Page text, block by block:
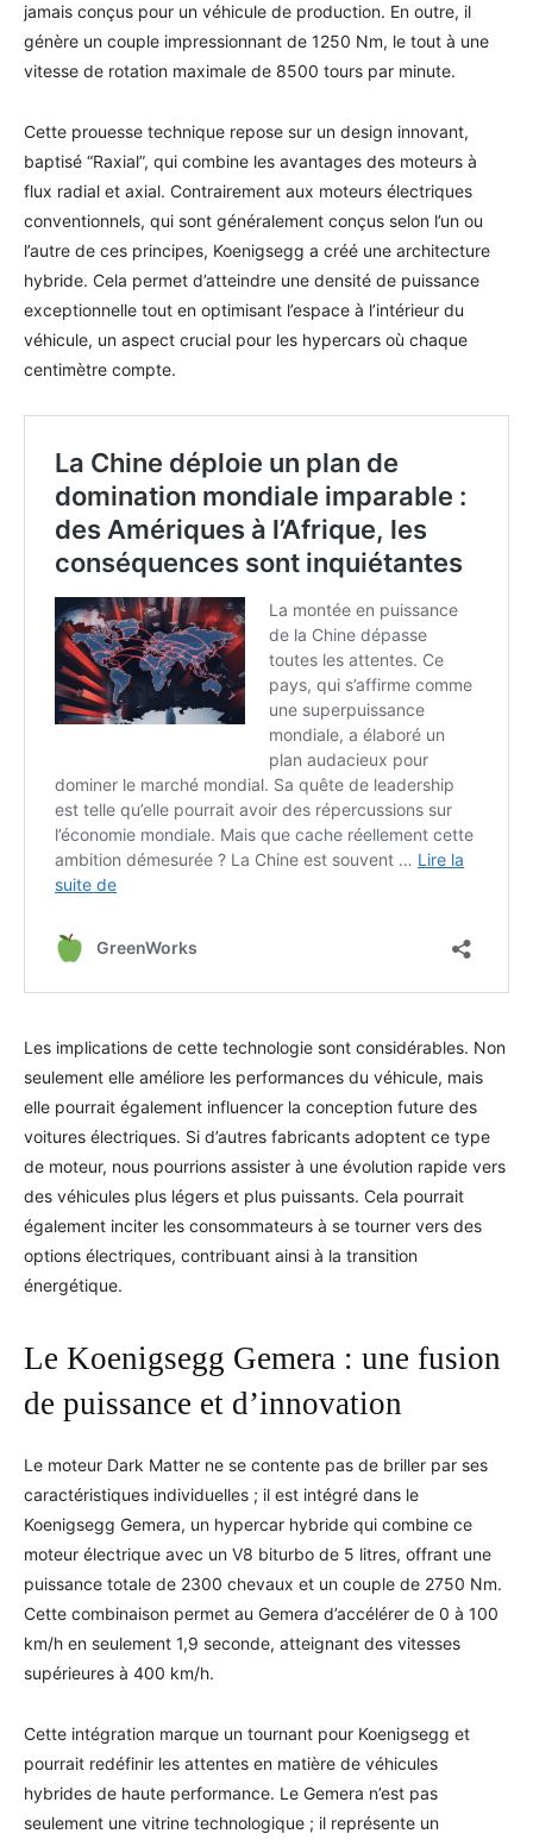
jamais conçus pour un véhicule de production. En outre, il
génère un couple impressionnant de 1250 Nm, le tout à une
vitesse de rotation maximale de 8500 tours par minute.
Cette prouesse technique repose sur un design innovant,
baptisé “Raxial”, qui combine les avantages des moteurs à
flux radial et axial. Contrairement aux moteurs électriques
conventionnels, qui sont généralement conçus selon l’un ou
l’autre de ces principes, Koenigsegg a créé une architecture
hybride. Cela permet d’atteindre une densité de puissance
exceptionnelle tout en optimisant l’espace à l’intérieur du
véhicule, un aspect crucial pour les hypercars où chaque
centimètre compte.
Les implications de cette technologie sont considérables. Non
seulement elle améliore les performances du véhicule, mais
elle pourrait également influencer la conception future des
voitures électriques. Si d’autres fabricants adoptent ce type
de moteur, nous pourrions assister à une évolution rapide vers
des véhicules plus légers et plus puissants. Cela pourrait
également inciter les consommateurs à se tourner vers des
options électriques, contribuant ainsi à la transition
énergétique.
Le Koenigsegg Gemera : une fusion
de puissance et d’innovation
Le moteur Dark Matter ne se contente pas de briller par ses
caractéristiques individuelles ; il est intégré dans le
Koenigsegg Gemera, un hypercar hybride qui combine ce
moteur électrique avec un V8 biturbo de 5 litres, offrant une
puissance totale de 2300 chevaux et un couple de 2750 Nm.
Cette combinaison permet au Gemera d’accélérer de 0 à 100
km/h en seulement 1,9 seconde, atteignant des vitesses
supérieures à 400 km/h.
Cette intégration marque un tournant pour Koenigsegg et
pourrait redéfinir les attentes en matière de véhicules
hybrides de haute performance. Le Gemera n’est pas
seulement une vitrine technologique ; il représente un